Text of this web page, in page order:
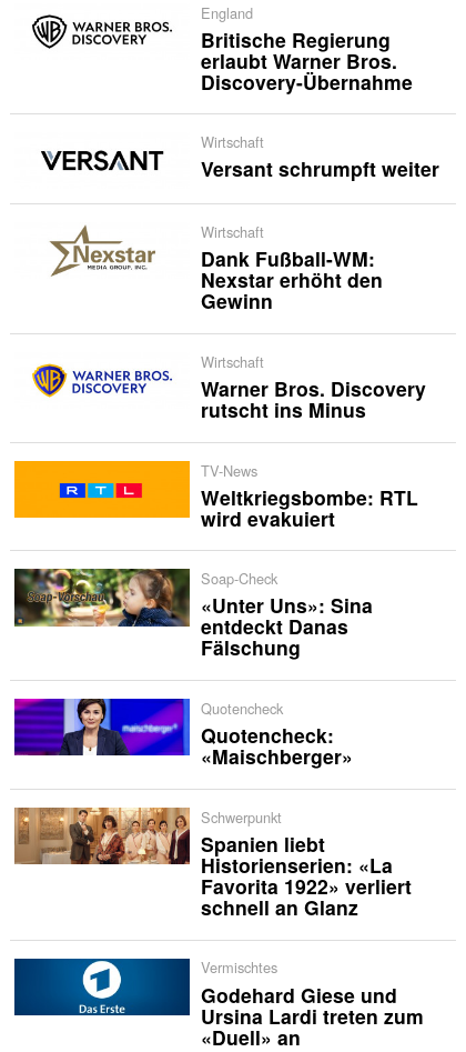
England
Britische Regierung
erlaubt Warner Bros.
Discovery-Übernahme
Wirtschaft
Versant schrumpft weiter
Wirtschaft
Dank Fußball-WM:
Nexstar erhöht den
Gewinn
Wirtschaft
Warner Bros. Discovery
rutscht ins Minus
TV-News
Weltkriegsbombe: RTL
wird evakuiert
Soap-Check
«Unter Uns»: Sina
entdeckt Danas
Fälschung
Quotencheck
Quotencheck:
«Maischberger»
Schwerpunkt
Spanien liebt
Historienserien: «La
Favorita 1922» verliert
schnell an Glanz
Vermischtes
Godehard Giese und
Ursina Lardi treten zum
«Duell» an